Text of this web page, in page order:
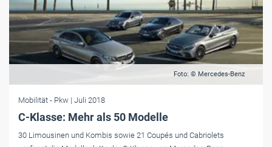
Foto: © Mercedes-Benz
Mobilität - Pkw | Juli 2018
C-Klasse: Mehr als 50 Modelle
30 Limousinen und Kombis sowie 21 Coupés und Cabriolets